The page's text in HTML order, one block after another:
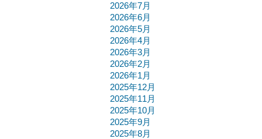
2026年7月
2026年6月
2026年5月
2026年4月
2026年3月
2026年2月
2026年1月
2025年12月
2025年11月
2025年10月
2025年9月
2025年8月